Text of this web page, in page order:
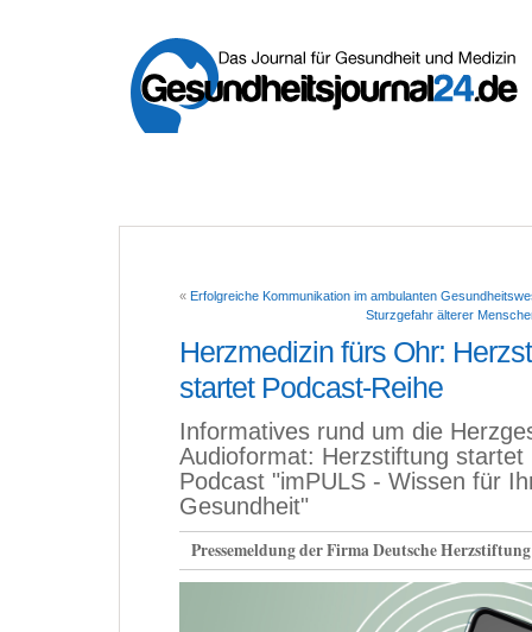
« Erfolgreiche Kommunikation im ambulanten
Sturzgefahr älterer
Herzmedizin fürs Ohr:
startet Podcast-Reihe
Informatives rund um die
Audioformat: Herzstiftung startet
Podcast "imPULS - Wissen für
Gesundheit"
Pressemeldung der Firma Deutsche Herzstiftung